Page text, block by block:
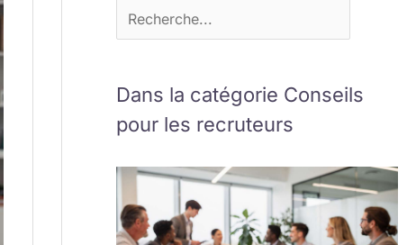
Dans la catégorie Conseils
pour les recruteurs